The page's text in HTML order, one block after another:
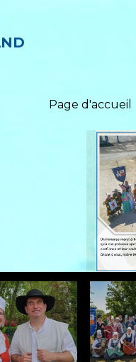
Page d'accueil